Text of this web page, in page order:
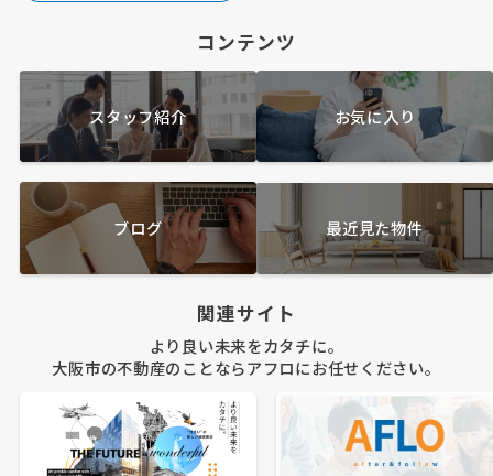
コンテンツ
スタッフ紹介 お気に入り
ブログ 最近見た物件
関連サイト
より良い未来をカタチに。
大阪市の不動産のことならアフロにお任せください。